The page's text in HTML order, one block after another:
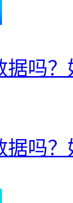
据吗？
据吗？